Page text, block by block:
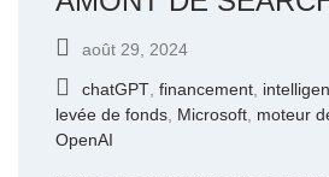
août 29, 2024
chatGPT financement
levée de fonds Microsoft moteur
OpenAI